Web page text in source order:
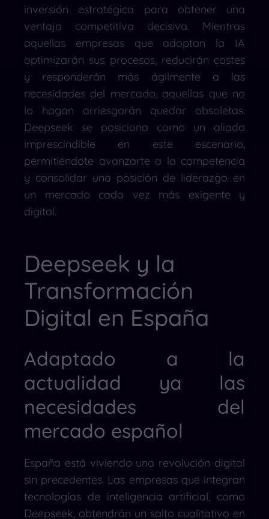
inversión estratégica para obtener una
ventaja competitiva decisiva. Mientras
aquellas empresas que adoptan la IA
optimizarán sus procesos, reducirán costes
y responderán más ágilmente a las
necesidades del mercado, aquellas que no
lo hagan arriesgarán quedar obsoletas.
Deepseek se posiciona como un aliado
imprescindible en este escenario,
permitiéndote avanzarte a la competencia
y consolidar una posición de liderazgo en
un mercado cada vez más exigente y
digital.
Deepseek y la
Transformación
Digital en España
Adaptado a la
actualidad ya las
necesidades del
mercado español
España está viviendo una revolución digital
sin precedentes. Las empresas que integran
tecnologías de inteligencia artificial, como
Deepseek, obtendrán un salto cualitativo en